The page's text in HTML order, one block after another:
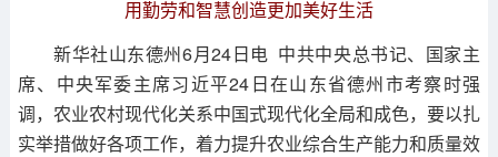
用勤劳和智慧创造更加美好生活
新华社山东德州6月24日电 中共中央总书记、国家主
席、中央军委主席习近平24日在山东省德州市考察时强
调，农业农村现代化关系中国式现代化全局和成色，要以扎
实举措做好各项工作，着力提升农业综合生产能力和质量效